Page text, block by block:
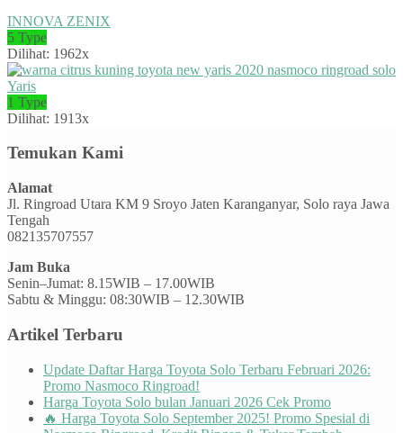
INNOVA ZENIX
5 Type
Dilihat: 1962x
Yaris
1 Type
Dilihat: 1913x
Temukan Kami
Alamat
Jl. Ringroad Utara KM 9 Sroyo Jaten Karanganyar, Solo raya Jawa
Tengah
082135707557
Jam Buka
Senin–Jumat: 8.15WIB – 17.00WIB
Sabtu & Minggu: 08:30WIB – 12.30WIB
Artikel Terbaru
Update Daftar Harga Toyota Solo Terbaru Februari 2026:
Promo Nasmoco Ringroad!
Harga Toyota Solo bulan Januari 2026 Cek Promo
🔥 Harga Toyota Solo September 2025! Promo Spesial di